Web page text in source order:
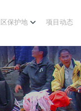
保护地 项目动态